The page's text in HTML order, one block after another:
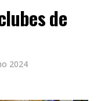
de
2024